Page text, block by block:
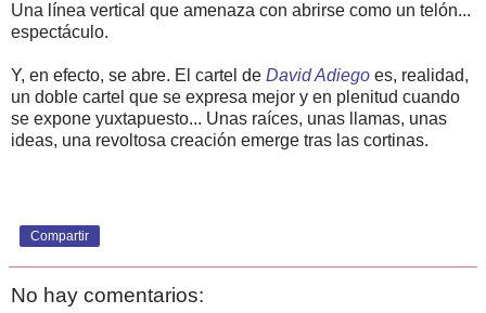
Una línea vertical que amenaza con abrirse como un telón...
espectáculo.
Y, en efecto, se abre. El cartel de David Adiego es, realidad,
un doble cartel que se expresa mejor y en plenitud cuando
se expone yuxtapuesto... Unas raíces, unas llamas, unas
ideas, una revoltosa creación emerge tras las cortinas.
Compartir
No hay comentarios: